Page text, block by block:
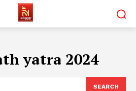
yatra 2024
SEARCH